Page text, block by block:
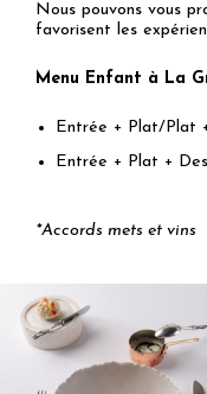
Nous pouvons vous
favorisent les
Menu Enfant à La
Entrée + Plat/Plat
Entrée + Plat +
*Accords mets et vins